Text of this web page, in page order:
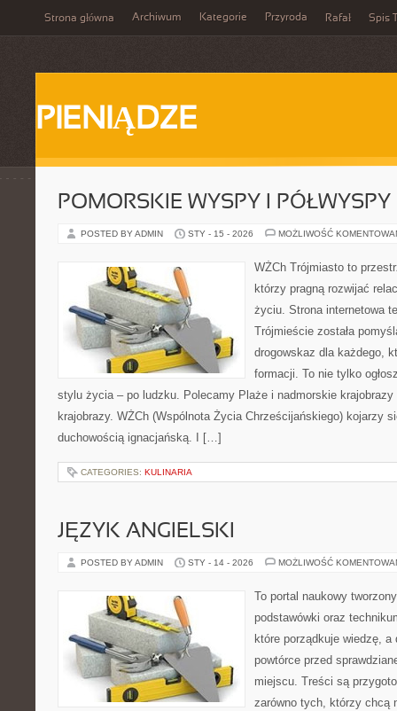
Strona główna Archiwum Kategorie Przyroda Rafał Spis
PIENIĄDZE
POMORSKIE WYSPY I PÓŁWYSPY
POSTED BY ADMIN STY - 15 - 2026 MOŻLIWOŚĆ
WŻCh Trójmiasto to
którzy pragną rozwijać
życiu. Strona internetowa
Trójmieście została
drogowskaz dla każdego,
formacji. To nie tylko
stylu życia – po ludzku. Polecamy Plaże i nadmorskie
krajobrazy. WŻCh (Wspólnota Życia Chrześcijańskiego) kojarzy
duchowością ignacjańską. I […]
CATEGORIES: KULINARIA
JĘZYK ANGIELSKI
POSTED BY ADMIN STY - 14 - 2026 MOŻLIWOŚĆ
To portal naukowy
podstawówki oraz
które porządkuje wiedzę,
powtórce przed
miejscu. Treści są
zarówno tych, którzy chcą